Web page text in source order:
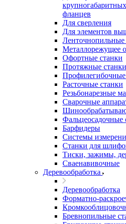
фланцев
Для сверления
Для элементов
Ленточнопильные
Металлорежущее
Офортные станки
Протяжные станки
Расточные станки
Резьбонарезные
Сварочные
Фальцеосадочные
Барфидеры
Системы
Станки для
Тиски, зажимы,
Cваенавивочные
Деревообработка
Деревообработка
Форматно-
Бревнопильные